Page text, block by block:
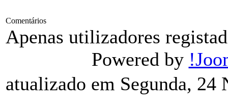
Comentários
Apenas utilizadores
Powered by
atualizado em Segunda, 24